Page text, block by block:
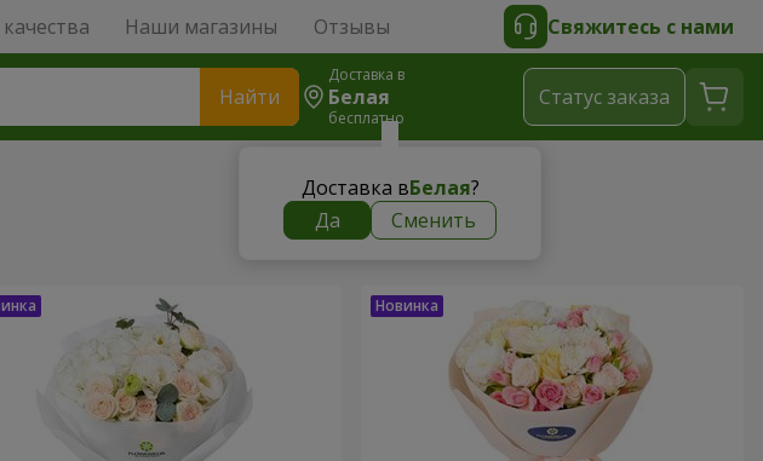
Наши магазины Отзывы Свяжитесь с нами
Найти
Доставка в
Белая
бесплатно
Доставка вБелая?
Да
Сменить
Cтатус заказа